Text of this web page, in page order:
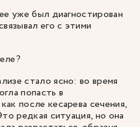
уже был диагностирован
его с этими
стало ясно: во время
попасть в
после кесарева сечения,
редкая ситуация, но она